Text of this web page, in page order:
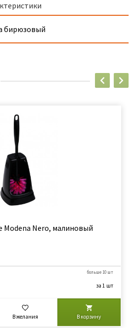
бирюзовый
Modena Nero, малиновый
больше 10 шт
за 1 шт
В желания В корзину